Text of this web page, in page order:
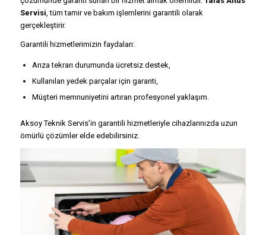
Servisi , tüm tamir ve bakım işlemlerini garantili olarak
gerçekleştirir.
Garantili hizmetlerimizin faydaları:
Arıza tekrarı durumunda ücretsiz destek,
Kullanılan yedek parçalar için garanti,
Müşteri memnuniyetini artıran profesyonel yaklaşım.
Aksoy Teknik Servis’in garantili hizmetleriyle cihazlarınızda uzun
ömürlü çözümler elde edebilirsiniz.